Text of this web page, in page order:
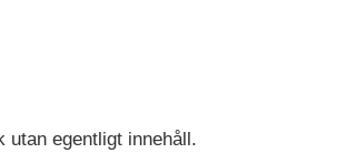
utan egentligt innehåll.